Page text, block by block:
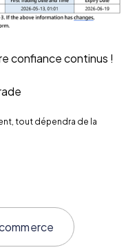
confiance continus !
tout dépendra de la